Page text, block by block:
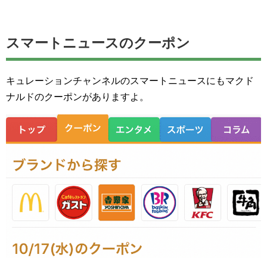
スマートニュースのクーポン
キュレーションチャンネルのスマートニュースにもマクド
ナルドのクーポンがありますよ。